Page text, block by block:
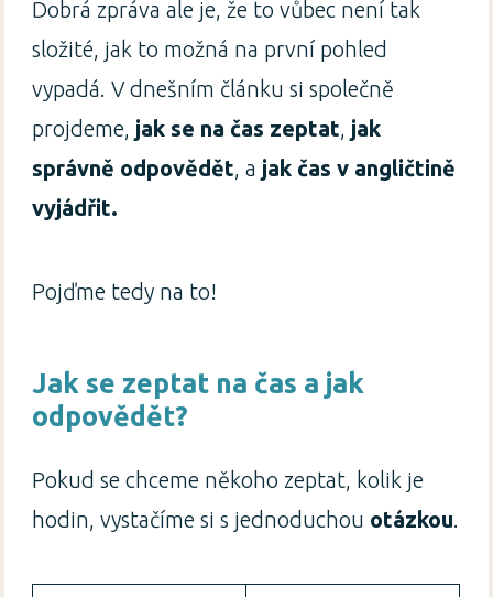
Dobrá zpráva ale je, že to vůbec není tak
složité, jak to možná na první pohled
vypadá. V dnešním článku si společně
projdeme, jak se na čas zeptat jak
správně odpovědět , a jak čas v angličtině
vyjádřit.
Pojďme tedy na to!
Jak se zeptat na čas a jak
odpovědět?
Pokud se chceme někoho zeptat, kolik je
hodin, vystačíme si s jednoduchou otázkou